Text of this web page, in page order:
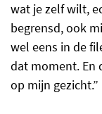
wat je zelf wilt,
begrensd, ook
wel eens in de
dat moment. En
op mijn gezicht.”